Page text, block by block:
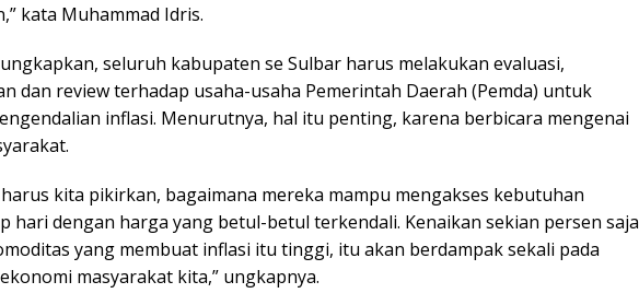
kata Muhammad Idris.
seluruh kabupaten se Sulbar harus melakukan evaluasi,
dan review terhadap usaha-usaha Pemerintah Daerah (Pemda) untuk
inflasi. Menurutnya, hal itu penting, karena berbicara mengenai
kita pikirkan, bagaimana mereka mampu mengakses kebutuhan
hari dengan harga yang betul-betul terkendali. Kenaikan sekian persen saja
yang membuat inflasi itu tinggi, itu akan berdampak sekali pada
masyarakat kita,” ungkapnya.